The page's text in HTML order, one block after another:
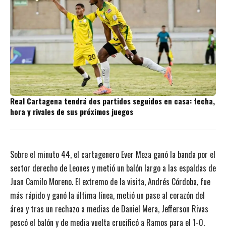
Real Cartagena tendrá dos partidos seguidos en casa: fecha,
hora y rivales de sus próximos juegos
Sobre el minuto 44, el cartagenero Ever Meza ganó la banda por el
sector derecho de Leones y metió un balón largo a las espaldas de
Juan Camilo Moreno. El extremo de la visita, Andrés Córdoba, fue
más rápido y ganó la última línea, metió un pase al corazón del
área y tras un rechazo a medias de Daniel Mera, Jefferson Rivas
pescó el balón y de media vuelta crucificó a Ramos para el 1-0.